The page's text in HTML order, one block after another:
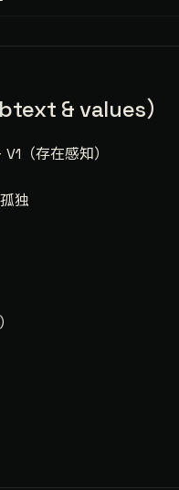
& values）
（存在感知）
独